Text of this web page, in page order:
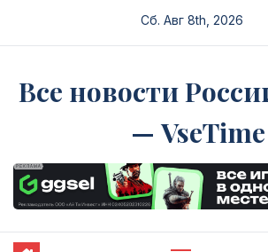
Сб. Авг 8th, 2026
Все новости
— VseTime